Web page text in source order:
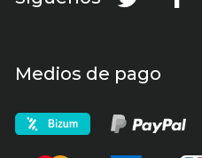
Medios de pago